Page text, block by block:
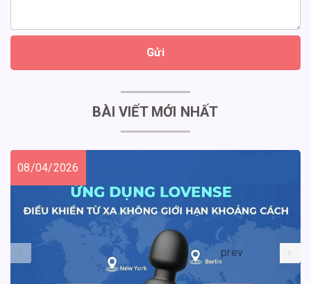
Gửi
BÀI VIẾT MỚI NHẤT
08/04/2026
prev